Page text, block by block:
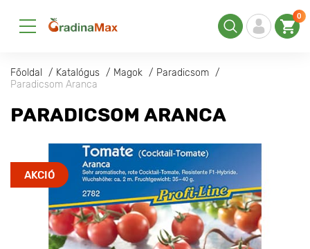
0
Főoldal Katalógus Magok
Paradicsom
Paradicsom Aranca
PARADICSOM ARANCA
AKCIÓ